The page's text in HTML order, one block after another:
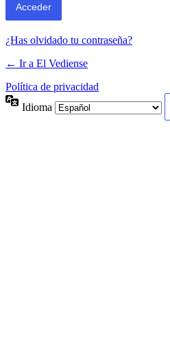
¿Has olvidado tu contraseña?
← Ir a El Vediense
Política de privacidad
Idioma